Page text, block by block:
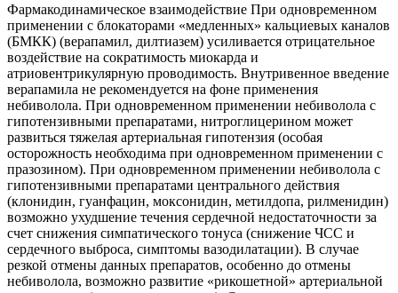
Фармакодинамическое взаимодействие При одновременном
применении с блокаторами «медленных» кальциевых каналов
(БМКК) (верапамил, дилтиазем) усиливается отрицательное
воздействие на сократимость миокарда и
атриовентрикулярную проводимость. Внутривенное введение
верапамила не рекомендуется на фоне применения
небиволола. При одновременном применении небиволола с
гипотензивными препаратами, нитроглицерином может
развиться тяжелая артериальная гипотензия (особая
осторожность необходима при одновременном применении с
празозином). При одновременном применении небиволола с
гипотензивными препаратами центрального действия
(клонидин, гуанфацин, моксонидин, метилдопа, рилменидин)
возможно ухудшение течения сердечной недостаточности за
счет снижения симпатического тонуса (снижение ЧСС и
сердечного выброса, симптомы вазодилатации). В случае
резкой отмены данных препаратов, особенно до отмены
небиволола, возможно развитие «рикошетной» артериальной